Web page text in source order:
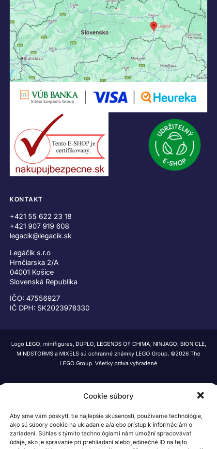
Cookie súbory
Aby sme vám poskytli tie najlepšie skúsenosti, používame technológie,
ako sú súbory cookie na ukladanie a/alebo prístup k informáciám o
zariadení. Súhlas s týmito technológiami nám umožní spracovávať
údaje, ako je správanie pri prehliadaní alebo jedinečné ID na tejto
KONTAKT
+421 55 622 23 18
+421 907 919 608
legacik@legacik.sk
Legáčik s.r.o
Hrnčiarska 2/A
04001 Košice
Slovenská Republika
IČO: 47556927
IČ DPH: SK2023978330
Logo LEGO, minifigures, DUPLO, LEGENDS OF CHIMA, NINJAGO, BIONICLE,
MINDSTORMS a MIXELS sú ochranné známky LEGO Group. ©2026 The
LEGO Group. Všetky práva vyhradené